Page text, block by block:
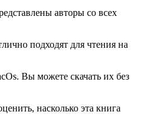
авторы со всех
подходят для чтения на
Вы можете скачать их без
насколько эта книга